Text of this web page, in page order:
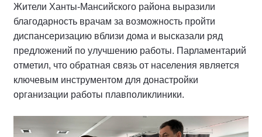
Жители Ханты-Мансийского района выразили
благодарность врачам за возможность пройти
диспансеризацию вблизи дома и высказали ряд
предложений по улучшению работы. Парламентарий
отметил, что обратная связь от населения является
ключевым инструментом для донастройки
организации работы плавполиклиники.